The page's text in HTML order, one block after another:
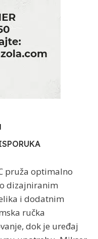
pruža optimalno
dizajniranim
i dodatnim
ručka
dok je uređaj